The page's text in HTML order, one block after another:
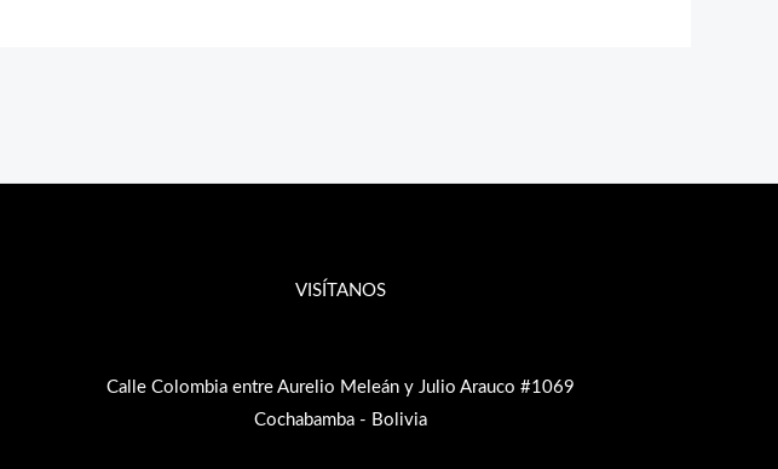
VISÍTANOS
Calle Colombia entre Aurelio Meleán y Julio Arauco #1069
Cochabamba - Bolivia